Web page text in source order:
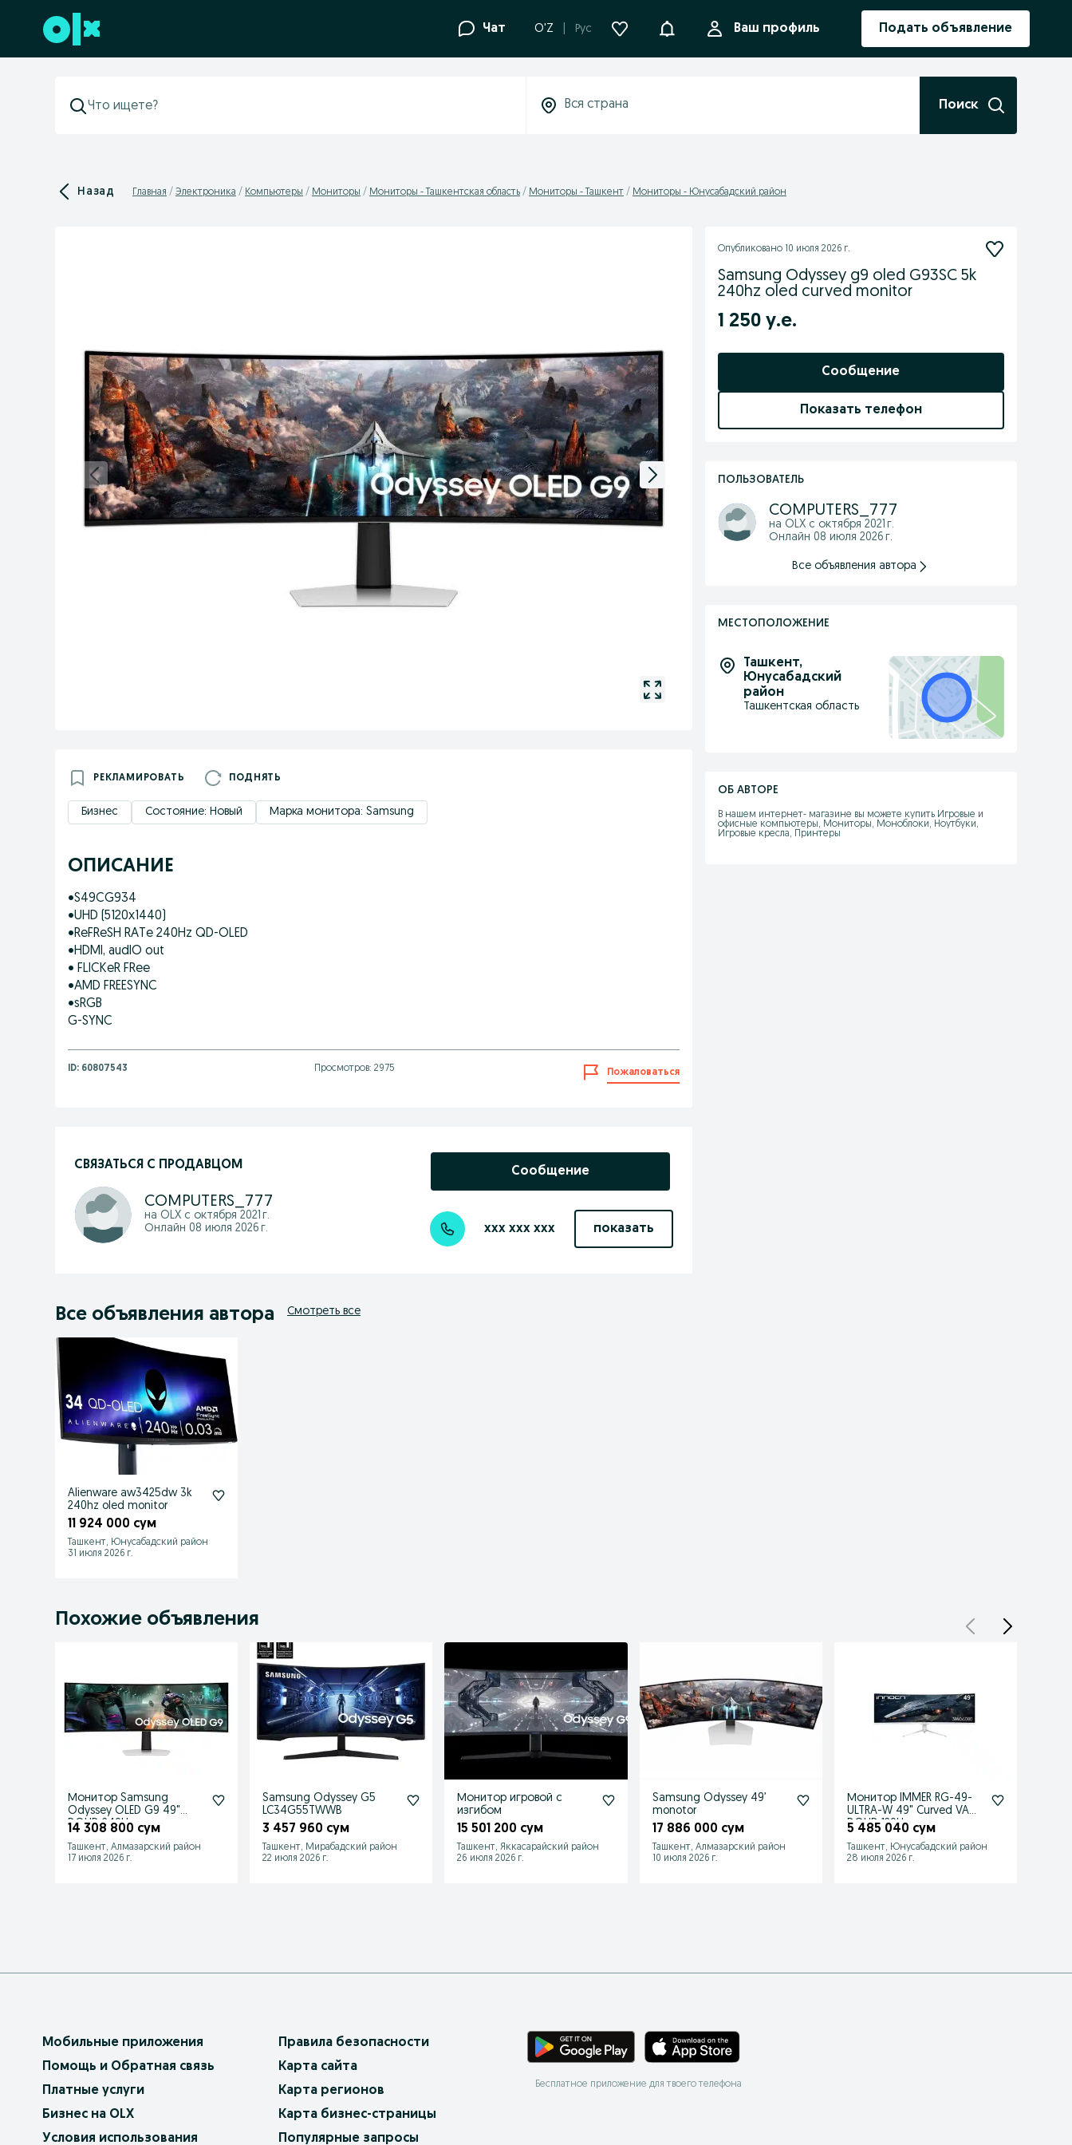
Перейти к нижнему колонтитулу Чат O'Z Рус УведомленияВаш профиль Подать объявление
Поиск
Назад Главная Электроника Компьютеры Мониторы Мониторы - Ташкентская область Мониторы - Ташкент Мониторы - Юнусабадский район
РЕКЛАМИРОВАТЬ ПОДНЯТЬ
Бизнес Состояние: Новый Марка монитора: Samsung
ОПИСАНИЕ
•S49CG934
•UHD (5120x1440)
•ReFReSH RATe 240Hz QD-OLED
•HDMI, audIO out
• FLICKeR FRee
•AMD FREESYNC
•sRGB
G-SYNC
ID: 60807543 Просмотров: 2975 Пожаловаться
СВЯЗАТЬСЯ С ПРОДАВЦОМ
COMPUTERS_777
на OLX с октября 2021 г.
Онлайн 08 июля 2026 г.
Сообщение
xxx xxx xxx показать
Опубликовано 10 июля 2026 г.
Samsung Odyssey g9 oled G93SC 5k
240hz oled curved monitor
1 250 у.е.
Сообщение
Показать телефон
ПОЛЬЗОВАТЕЛЬ
COMPUTERS_777
на OLX с октября 2021 г.
Онлайн 08 июля 2026 г.
Все объявления автора
МЕСТОПОЛОЖЕНИЕ
Ташкент,
Юнусабадский
район
Ташкентская область
ОБ АВТОРЕ
В нашем интернет- магазине вы можете купить Игровые и
офисные компьютеры, Мониторы, Моноблоки, Ноутбуки,
Игровые кресла, Принтеры
Все объявления автора Смотреть все
Alienware aw3425dw 3k
240hz oled monitor
11 924 000 сум
Ташкент, Юнусабадский район
31 июля 2026 г.
Похожие объявления
Монитор Samsung
Odyssey OLED G9 49"
DQHD 240Hz
14 308 800 сум
Ташкент, Алмазарский район
17 июля 2026 г.
Samsung Odyssey G5
LC34G55TWWB
3 457 960 сум
Ташкент, Мирабадский район
22 июля 2026 г.
Монитор игровой с
изгибом
15 501 200 сум
Ташкент, Яккасарайский район
26 июля 2026 г.
Samsung Odyssey 49’
monotor
17 886 000 сум
Ташкент, Алмазарский район
10 июля 2026 г.
Монитор IMMER RG-49-
ULTRA-W 49" Curved VA
DQHD 120Hz
5 485 040 сум
Ташкент, Юнусабадский район
28 июля 2026 г.
Мобильные приложения
Помощь и Обратная связь
Платные услуги
Бизнес на OLX
Условия использования
Правила безопасности
Карта сайта
Карта регионов
Карта бизнес-страницы
Популярные запросы
Бесплатное приложение для твоего телефона